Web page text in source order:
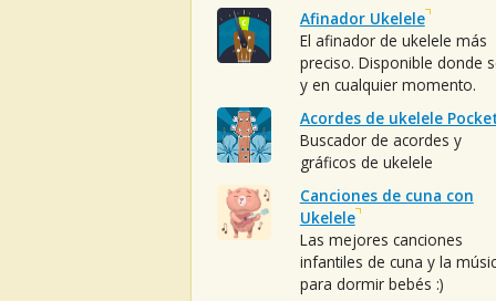
Afinador Ukelele
El afinador de ukelele más
preciso. Disponible donde
y en cualquier momento.
Acordes de ukelele
Buscador de acordes y
gráficos de ukelele
Canciones de cuna con
Ukelele
Las mejores canciones
infantiles de cuna y la
para dormir bebés :)